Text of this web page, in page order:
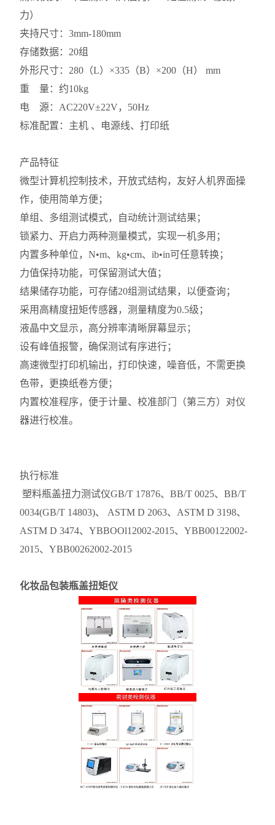
力）
夹持尺寸：3mm-180mm
存储数据：20组
外形尺寸：280（L）×335（B）×200（H） mm
重 量：约10kg
电 源：AC220V±22V，50Hz
标准配置：主机 、电源线、打印纸
产品特征
微型计算机控制技术，开放式结构，友好人机界面操
作，使用简单方便；
单组、多组测试模式，自动统计测试结果；
锁紧力、开启力两种测量模式，实现一机多用；
内置多种单位，N•m、kg•cm、ib•in可任意转换；
力值保持功能，可保留测试大值；
结果储存功能，可存储20组测试结果，以便查询；
采用高精度扭矩传感器，测量精度为0.5级；
液晶中文显示，高分辨率清晰屏幕显示；
设有峰值报警，确保测试有序进行；
高速微型打印机输出，打印快速，噪音低，不需更换
色带，更换纸卷方便；
内置校准程序，便于计量、校准部门（第三方）对仪
器进行校准。
执行标准
塑料瓶盖扭力测试仪GB/T 17876、BB/T 0025、BB/T
0034(GB/T 14803)、 ASTM D 2063、ASTM D 3198、
ASTM D 3474、YBBOOl12002-2015、YBB00122002-
2015、YBB00262002-2015
化妆品包装瓶盖扭矩仪